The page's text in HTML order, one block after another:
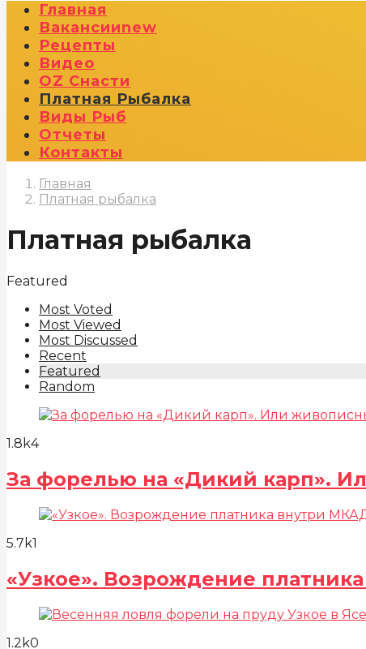
Главная
ВакансииNew
Рецепты
Видео
OZ Снасти
Платная Рыбалка
Виды Рыб
Отчеты
Контакты
Главная
Платная рыбалка
Платная рыбалка
Featured
Most Voted
Most Viewed
Most Discussed
Recent
Featured
Random
1.8k4
За форелью на «Дикий карп».
5.7k1
«Узкое». Возрождение
1.2k0